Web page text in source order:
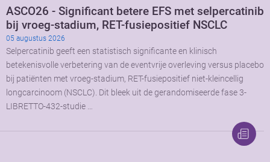
ASCO26 - Significant betere EFS met selpercatinib
bij vroeg-stadium, RET-fusiepositief NSCLC
05 augustus 2026
Selpercatinib geeft een statistisch significante en klinisch
betekenisvolle verbetering van de eventvrije overleving versus placebo
bij patiënten met vroeg-stadium, RET-fusiepositief niet-kleincellig
longcarcinoom (NSCLC). Dit bleek uit de gerandomiseerde fase 3-
LIBRETTO-432-studie …